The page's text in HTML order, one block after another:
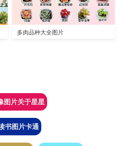
多肉品种大全图片
图片关于星星
书图片卡通